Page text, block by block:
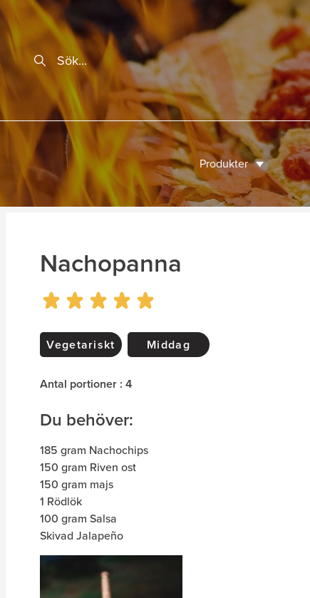
Produkter
Nachopanna
Vegetariskt Middag
Antal portioner : 4
Du behöver:
185 gram Nachochips
150 gram Riven ost
150 gram majs
1 Rödlök
100 gram Salsa
Skivad Jalapeño